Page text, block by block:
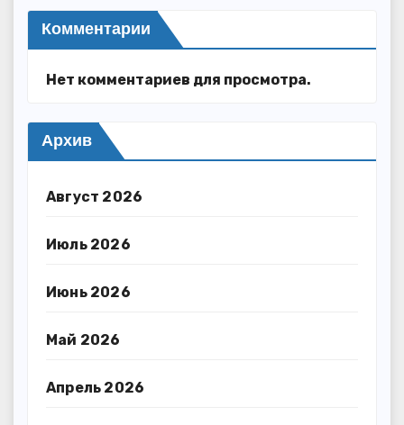
Комментарии
Нет комментариев для просмотра.
Архив
Август 2026
Июль 2026
Июнь 2026
Май 2026
Апрель 2026